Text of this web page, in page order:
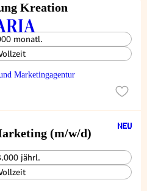
Kreation
monatl.
Marketingagentur
(m/w/d)
jährl.